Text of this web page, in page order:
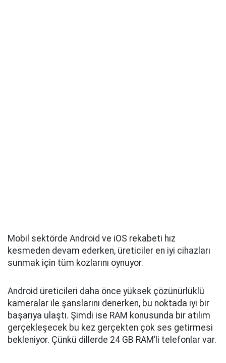
Mobil sektörde Android ve iOS rekabeti hız
kesmeden devam ederken, üreticiler en iyi cihazları
sunmak için tüm kozlarını oynuyor.
Android üreticileri daha önce yüksek çözünürlüklü
kameralar ile şanslarını denerken, bu noktada iyi bir
başarıya ulaştı. Şimdi ise RAM konusunda bir atılım
gerçekleşecek bu kez gerçekten çok ses getirmesi
bekleniyor. Çünkü dillerde 24 GB RAM’li telefonlar var.